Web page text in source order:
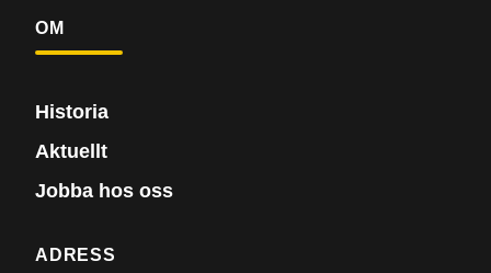
OM
Historia
Aktuellt
Jobba hos oss
ADRESS